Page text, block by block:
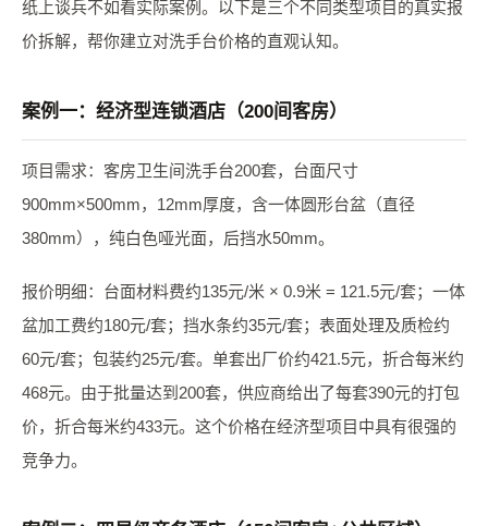
纸上谈兵不如看实际案例。以下是三个不同类型项目的真实报
价拆解，帮你建立对洗手台价格的直观认知。
案例一：经济型连锁酒店（200间客房）
项目需求：客房卫生间洗手台200套，台面尺寸
900mm×500mm，12mm厚度，含一体圆形台盆（直径
380mm），纯白色哑光面，后挡水50mm。
报价明细：台面材料费约135元/米 × 0.9米 = 121.5元/套；一体
盆加工费约180元/套；挡水条约35元/套；表面处理及质检约
60元/套；包装约25元/套。单套出厂价约421.5元，折合每米约
468元。由于批量达到200套，供应商给出了每套390元的打包
价，折合每米约433元。这个价格在经济型项目中具有很强的
竞争力。